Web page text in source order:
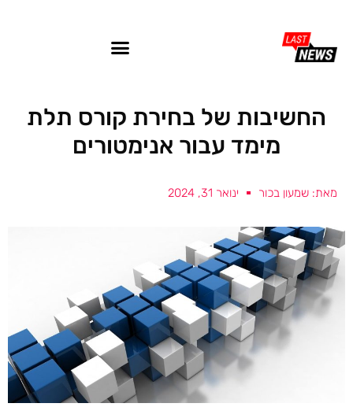
החשיבות של בחירת קורס תלת
מימד עבור אנימטורים
מאת: שמעון בכור ינואר 31, 2024